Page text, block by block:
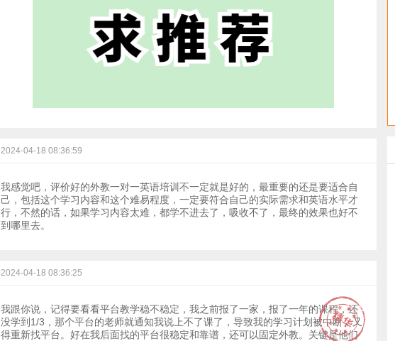
2024-04-18 08:36:59
我感觉吧，评价好的外教一对一英语培训不一定就是好的，最重要的还是要适合自
己，包括这个学习内容和这个难易程度，一定要符合自己的实际需求和英语水平才
行，不然的话，如果学习内容太难，都学不进去了，吸收不了，最终的效果也好不
到哪里去。
2024-04-18 08:36:25
我跟你说，记得要看看平台教学稳不稳定，我之前报了一家，报了一年的课程，还
没学到1/3，那个平台的老师就通知我说上不了课了，导致我的学习计划被中断，又
得重新找平台。好在我后面找的平台很稳定和靠谱，还可以固定外教。关键是他们